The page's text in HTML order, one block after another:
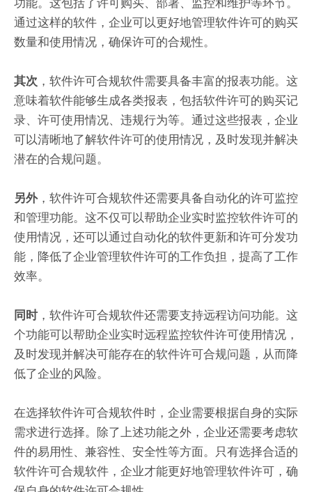
通过这样的软件，企业可以更好地管理软件许可的购买
数量和使用情况，确保许可的合规性。
其次 ，软件许可合规软件需要具备丰富的报表功能。这
意味着软件能够生成各类报表，包括软件许可的购买记
录、许可使用情况、违规行为等。通过这些报表，企业
可以清晰地了解软件许可的使用情况，及时发现并解决
潜在的合规问题。
另外，软件许可合规软件还需要具备自动化的许可监控
和管理功能。这不仅可以帮助企业实时监控软件许可的
使用情况，还可以通过自动化的软件更新和许可分发功
能，降低了企业管理软件许可的工作负担，提高了工作
效率。
同时，软件许可合规软件还需要支持远程访问功能。这
个功能可以帮助企业实时远程监控软件许可使用情况，
及时发现并解决可能存在的软件许可合规问题，从而降
低了企业的风险。
在选择软件许可合规软件时，企业需要根据自身的实际
需求进行选择。除了上述功能之外，企业还需要考虑软
件的易用性、兼容性、安全性等方面。只有选择合适的
软件许可合规软件，企业才能更好地管理软件许可，确